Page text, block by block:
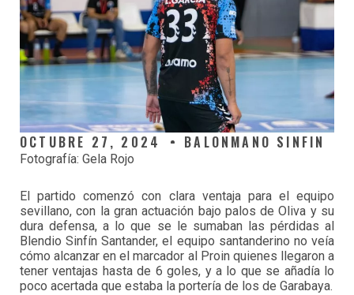
OCTUBRE 27, 2024 BALONMANO SINFIN
Fotografía: Gela Rojo
El partido comenzó con clara ventaja para el equipo
sevillano, con la gran actuación bajo palos de Oliva y su
dura defensa, a lo que se le sumaban las pérdidas al
Blendio Sinfín Santander, el equipo santanderino no veía
cómo alcanzar en el marcador al Proin quienes llegaron a
tener ventajas hasta de 6 goles, y a lo que se añadía lo
poco acertada que estaba la portería de los de Garabaya.